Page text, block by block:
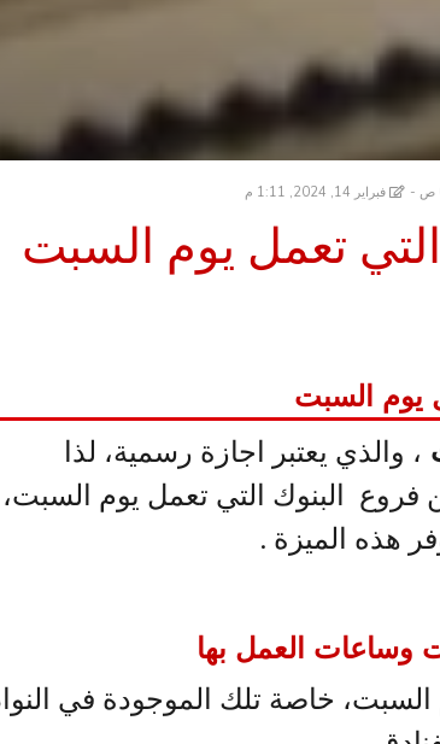
فبراير 14, 2024, 1:11 م
تعمل يوم السبت
يوم السبت
، والذي يعتبر اجازة رسمية، لذا
البنوك التي تعمل يوم السبت،
هذه الميزة .
وساعات العمل بها
خاصة تلك الموجودة في